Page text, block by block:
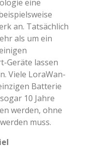
eine
an. Tatsächlich
als um ein
Geräte lassen
Viele LoraWan-
Batterie
10 Jahre
werden, ohne
muss.